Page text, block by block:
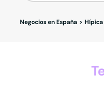
Negocios en España Hípica